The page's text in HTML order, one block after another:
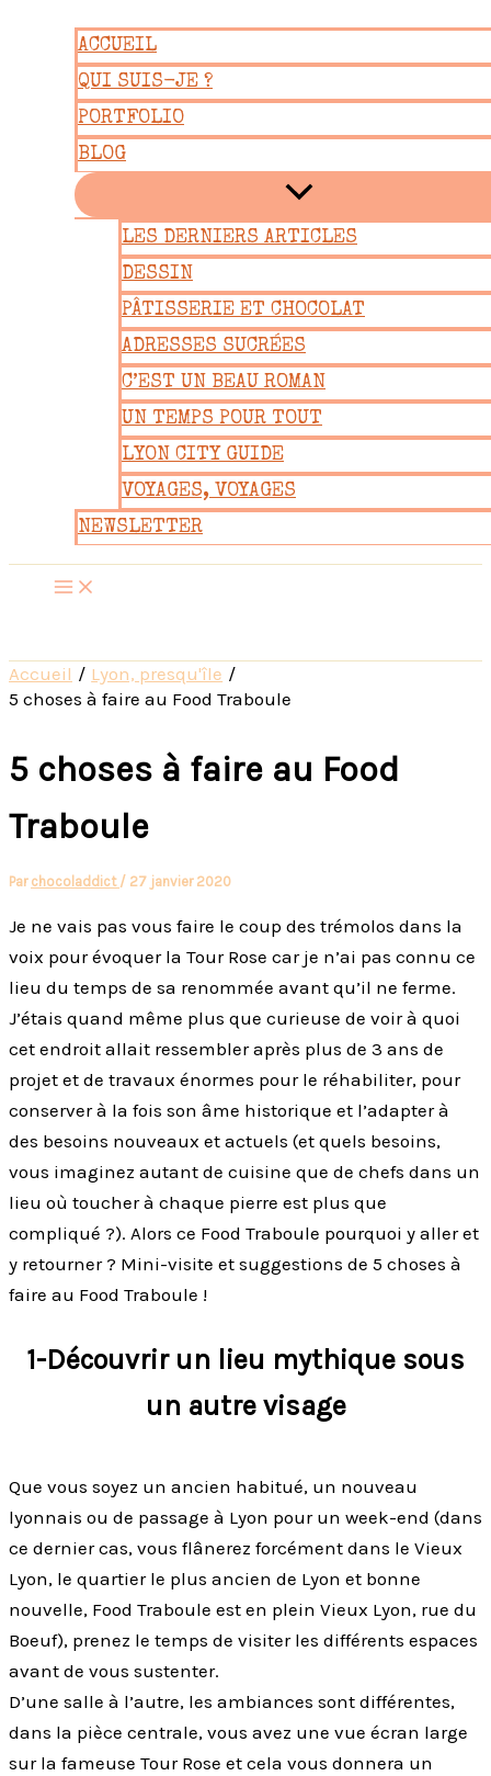
contenu
ACCUEIL
QUI SUIS-JE ?
PORTFOLIO
BLOG
LES DERNIERS ARTICLES
DESSIN
PÂTISSERIE ET CHOCOLAT
ADRESSES SUCRÉES
C’EST UN BEAU ROMAN
UN TEMPS POUR TOUT
LYON CITY GUIDE
VOYAGES, VOYAGES
NEWSLETTER
Accueil
Lyon, presqu'île
5 choses à faire au Food Traboule
5 choses à faire au Food
Traboule
Par chocoladdict / 27 janvier 2020
Je ne vais pas vous faire le coup des trémolos dans la
voix pour évoquer la Tour Rose car je n’ai pas connu ce
lieu du temps de sa renommée avant qu’il ne ferme.
J’étais quand même plus que curieuse de voir à quoi
cet endroit allait ressembler après plus de 3 ans de
projet et de travaux énormes pour le réhabiliter, pour
conserver à la fois son âme historique et l’adapter à
des besoins nouveaux et actuels (et quels besoins,
vous imaginez autant de cuisine que de chefs dans un
lieu où toucher à chaque pierre est plus que
compliqué ?). Alors ce Food Traboule pourquoi y aller et
y retourner ? Mini-visite et suggestions de 5 choses à
faire au Food Traboule !
1-Découvrir un lieu mythique sous
un autre visage
Que vous soyez un ancien habitué, un nouveau
lyonnais ou de passage à Lyon pour un week-end (dans
ce dernier cas, vous flânerez forcément dans le Vieux
Lyon, le quartier le plus ancien de Lyon et bonne
nouvelle, Food Traboule est en plein Vieux Lyon, rue du
Boeuf), prenez le temps de visiter les différents espaces
avant de vous sustenter.
D’une salle à l’autre, les ambiances sont différentes,
dans la pièce centrale, vous avez une vue écran large
sur la fameuse Tour Rose et cela vous donnera un